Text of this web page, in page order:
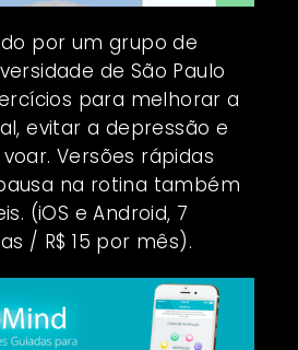
por um grupo de
de São Paulo
para melhorar a
evitar a depressão e
Versões rápidas
na rotina também
(iOS e Android, 7
/ R$ 15 por mês).